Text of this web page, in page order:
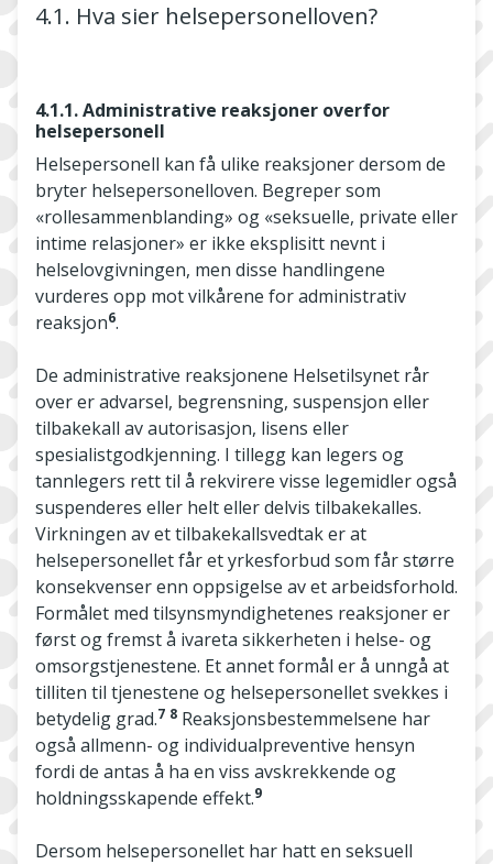
4.1. Hva sier helsepersonelloven?
4.1.1. Administrative reaksjoner overfor
helsepersonell
Helsepersonell kan få ulike reaksjoner dersom de
bryter helsepersonelloven. Begreper som
«rollesammenblanding» og «seksuelle, private eller
intime relasjoner» er ikke eksplisitt nevnt i
helselovgivningen, men disse handlingene
vurderes opp mot vilkårene for administrativ
reaksjon6.
De administrative reaksjonene Helsetilsynet rår
over er advarsel, begrensning, suspensjon eller
tilbakekall av autorisasjon, lisens eller
spesialistgodkjenning. I tillegg kan legers og
tannlegers rett til å rekvirere visse legemidler også
suspenderes eller helt eller delvis tilbakekalles.
Virkningen av et tilbakekallsvedtak er at
helsepersonellet får et yrkesforbud som får større
konsekvenser enn oppsigelse av et arbeidsforhold.
Formålet med tilsynsmyndighetenes reaksjoner er
først og fremst å ivareta sikkerheten i helse- og
omsorgstjenestene. Et annet formål er å unngå at
tilliten til tjenestene og helsepersonellet svekkes i
betydelig grad.7 8 Reaksjonsbestemmelsene har
også allmenn- og individualpreventive hensyn
fordi de antas å ha en viss avskrekkende og
holdningsskapende effekt.9
Dersom helsepersonellet har hatt en seksuell